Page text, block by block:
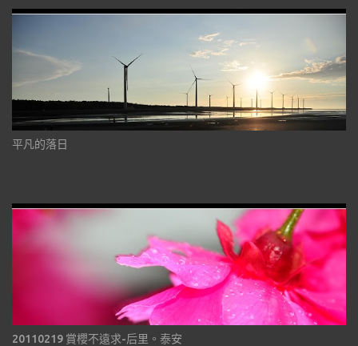
平凡的落日
20110219 賞櫻不遠求-后里。泰安